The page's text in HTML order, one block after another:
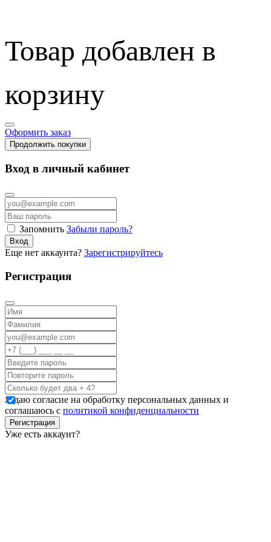
Товар добавлен в
корзину
Оформить заказ
Продолжить покупки
Вход в личный кабинет
Запомнить Забыли пароль?
Вход
Еще нет аккаунта? Зарегистрируйтесь
Регистрация
Я даю согласие на обработку персональных данных и
соглашаюсь с политикой конфиденциальности
Регистрация
Уже есть аккаунт?